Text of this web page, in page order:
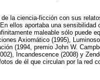
la ciencia-ficción con sus
ellos aportaba una
maleable sólo puede
Axiomático (1995),
(1994, premio John W.
Incandescence (2008) y
de él que circulan por la red